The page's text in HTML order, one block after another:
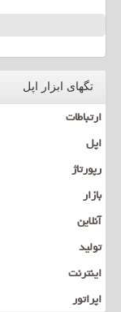
تگهای ابزار اپل
ارتباطات
اپل
رپورتاژ
بازار
آنلاین
تولید
اینترنت
اپراتور